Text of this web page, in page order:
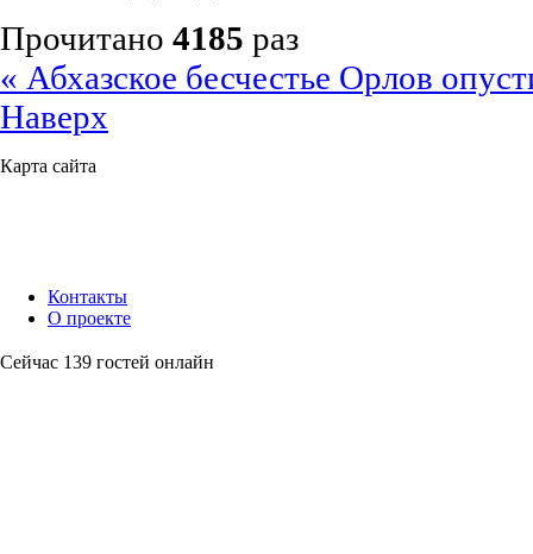
Прочитано 4185 раз
« Абхазское бесчестье Орлов
Наверх
Карта сайта
Контакты
О проекте
Сейчас 139 гостей онлайн